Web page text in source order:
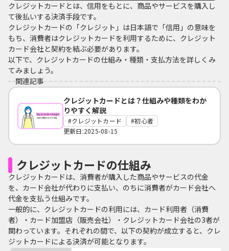
クレジットカードとは、信用をもとに、商品やサービスを購入し
て後払いする決済手段です。
クレジットカードの「クレジット」は日本語で「信用」の意味を
もち、消費者はクレジットカードを利用するために、クレジット
カード会社と契約を結ぶ必要があります。
以下で、クレジットカードの仕組み・種類・支払方法を詳しくみ
てみましょう。
関連記事
クレジットカードとは？仕組みや種類をわか
りやすく解説
クレジットカード
初心者
更新日:2025-08-15
クレジットカードの仕組み
クレジットカードは、消費者が購入した商品やサービスの代金
を、カード会社が代わりに支払い、のちに消費者がカード会社へ
代金を支払う仕組みです。
一般的に、クレジットカードの利用には、カード利用者（消費
者）・カード加盟店（販売会社）・クレジットカード会社の3者が
関わっています。それぞれの間で、以下の契約が成立すると、クレ
ジットカードによる決済が可能となります。